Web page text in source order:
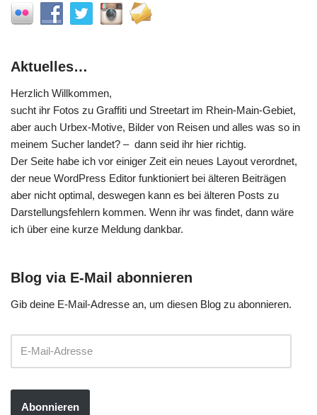
Aktuelles…
Herzlich Willkommen,
sucht ihr Fotos zu Graffiti und Streetart im Rhein-Main-Gebiet,
aber auch Urbex-Motive, Bilder von Reisen und alles was so in
meinem Sucher landet? – dann seid ihr hier richtig.
Der Seite habe ich vor einiger Zeit ein neues Layout verordnet,
der neue WordPress Editor funktioniert bei älteren Beiträgen
aber nicht optimal, deswegen kann es bei älteren Posts zu
Darstellungsfehlern kommen. Wenn ihr was findet, dann wäre
ich über eine kurze Meldung dankbar.
Blog via E-Mail abonnieren
Gib deine E-Mail-Adresse an, um diesen Blog zu abonnieren.
Abonnieren